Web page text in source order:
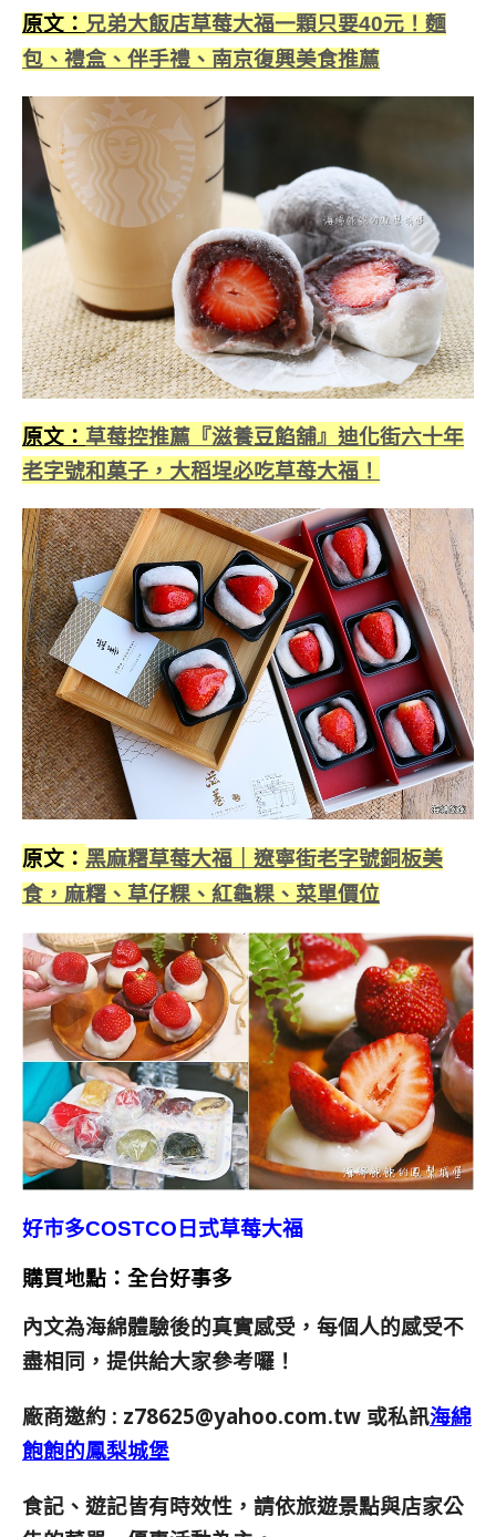
原文： 兄弟大飯店草莓大福一顆只要40元！麵
包、禮盒、伴手禮、南京復興美食推薦
原文： 草莓控推薦『滋養豆餡舖』迪化街六十年
老字號和菓子，大稻埕必吃草苺大福！
原文： 黑麻糬草莓大福｜遼寧街老字號銅板美
食，麻糬、草仔粿、紅龜粿、菜單價位
好市多COSTCO日式草莓大福
購買地點：全台好事多
內文為海綿體驗後的真實感受，每個人的感受不
盡相同，提供給大家參考囉！
廠商邀約 : z78625@yahoo.com.tw 或私訊海綿
飽飽的鳳梨城堡
食記、遊記皆有時效性，請依旅遊景點與店家公